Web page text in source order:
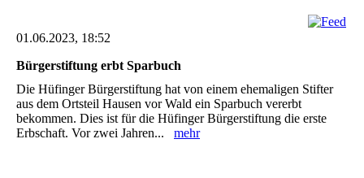
01.06.2023, 18:52
Bürgerstiftung erbt Sparbuch
Die Hüfinger Bürgerstiftung hat von einem ehemaligen Stifter
aus dem Ortsteil ‎Hausen vor Wald ein ‎Sparbuch vererbt
bekommen. Dies ist für ‎die Hüfinger Bürgerstiftung die erste
Erbschaft. Vor zwei ‎Jahren... mehr